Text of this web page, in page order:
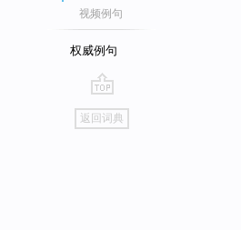
视频例句
权威例句
go
top
返回词典